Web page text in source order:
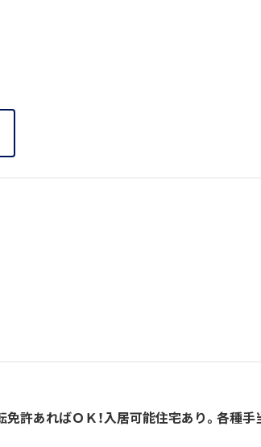
免許あればＯＫ！入居可能住宅あり。各種手